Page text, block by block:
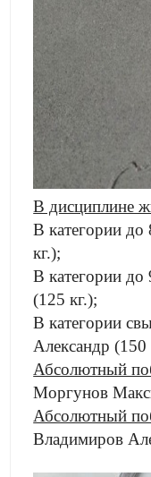
В дисциплине
В категории
кг.);
В категории до
(125 кг.);
В категории
Александр (150
Абсолютный
Моргунов
Абсолютный
Владимиров